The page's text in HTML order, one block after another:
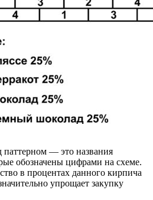
паттерном — это названия
обозначены цифрами на схеме.
в процентах данного кирпича
упрощает закупку